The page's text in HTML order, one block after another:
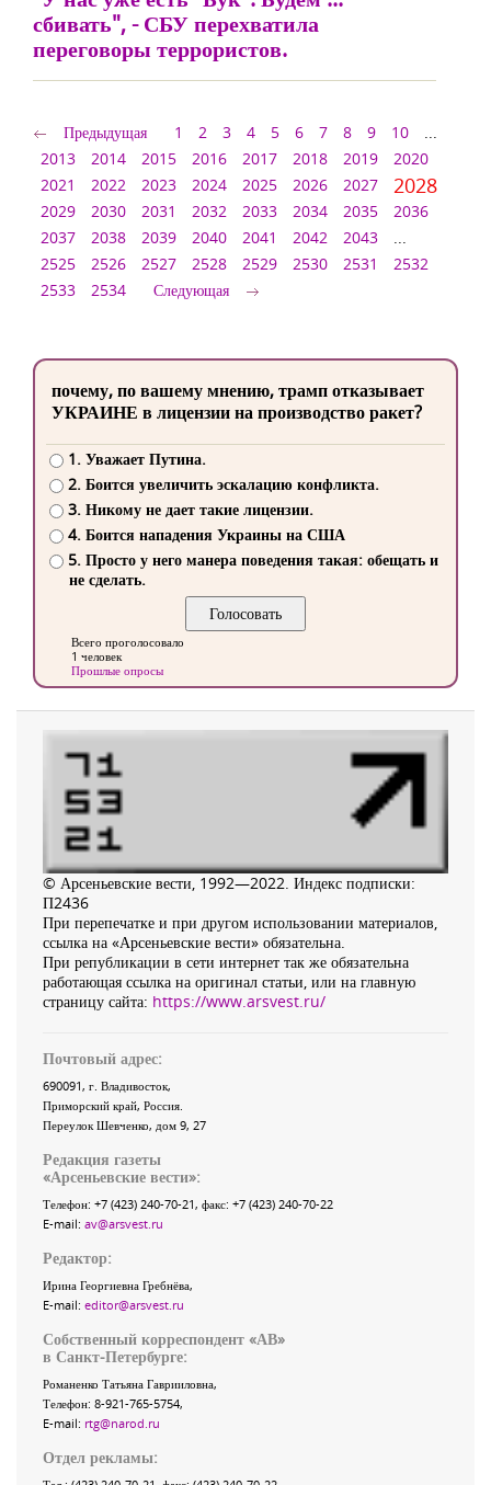
сбивать", - СБУ перехватила
переговоры террористов.
Предыдущая 1 2 3 4 5 6 7 8 9 10
...
2013
2014 2015 2016 2017 2018 2019
2020
2021
2022 2023 2024 2025 2026 2027 2028
2029 2030 2031 2032 2033 2034 2035
2036
2037
2038 2039 2040 2041 2042 2043
...
2525
2526 2527 2528 2529 2530 2531
2532
2533
2534 Следующая
почему, по вашему мнению, трамп отказывает
УКРАИНЕ в лицензии на производство ракет?
1. Уважает Путина.
2. Боится увеличить эскалацию конфликта.
3. Никому не дает такие лицензии.
4. Боится нападения Украины на США
5. Просто у него манера поведения такая: обещать и
не сделать.
Всего проголосовало
1 человек
Прошлые опросы
© Арсеньевские вести, 1992—2022. Индекс подписки:
П2436
При перепечатке и при другом использовании материалов,
ссылка на «Арсеньевские вести» обязательна.
При републикации в сети интернет так же обязательна
работающая ссылка на оригинал статьи, или на главную
страницу сайта: https://www.arsvest.ru/
Почтовый адрес:
690091, г. Владивосток,
Приморский край, Россия
Переулок Шевченко, дом 9, 27
Редакция газеты
«Арсеньевские вести»:
Телефон: +7 (423) 240-70-21, факс: +7 (423) 240-70-22
E-mail: av@arsvest.ru
Редактор:
Ирина Георгиевна Гребнёва,
E-mail: editor@arsvest.ru
Собственный корреспондент «АВ»
в Санкт-Петербурге:
Романенко Татьяна Гаврииловна,
Телефон: 8-921-765-5754,
E-mail: rtg@narod.ru
Отдел рекламы: